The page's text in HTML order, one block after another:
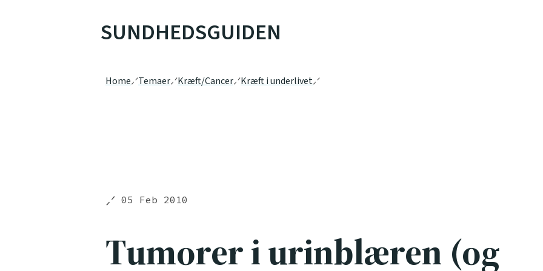
SUNDHEDSGUIDEN
Home Temaer Kræft/Cancer Kræft i underlivet
05 Feb 2010
Tumorer i urinblæren (og